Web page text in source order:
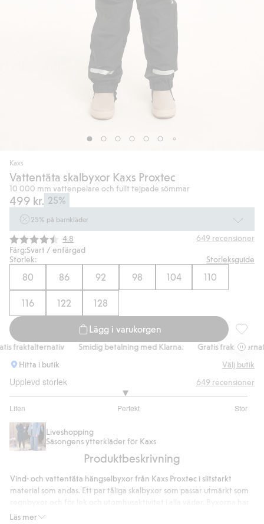
Kaxs
Vattentäta skalbyxor Kaxs Proxtec
10 000 mm vattenpelare och fullt tejpade sömmar
499 kr. 25%
25% på barnkläder
Gäller online vid köp av 2 eller fler varor som ingår i erbjudandet tom den
10/8 kl 10.00. Ej Newbie. Gäller för dig som är eller blir medlem. Kan ej
kombineras med andra rabatter eller erbjudanden.
Shoppa nu
Snittbetyg:
4.8 649 recensioner
Färg:Svart / enfärgad
Storlek:
Storleksguide
80 86 92 98 104 110
116 122 128
Lägg i varukorgen
fraktalternativ Smidig betalning med Klarna.
Gratis fraktalternativ
Hitta i butik
Välj butik
Upplevd storlek
Liten Perfekt Stor
utav
5
på
513
649 recensioner
Liveshopping
Säsongens ytterkläder för Kaxs
Produktbeskrivning
Läs mer
Vind- och vattentäta hängselbyxor från Kaxs Proxtec i slitstarkt
material som andas. Ett par tåliga skalbyxor som passar utmärkt som
reglerbara hängslen och hög midja med dragkedja framtill.